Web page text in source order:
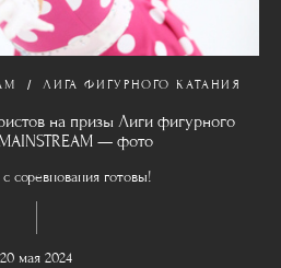
ЛИГА ФИГУРНОГО КАТАНИЯ
на призы Лиги фигурного
— фото
соревнования готовы!
20 мая 2024